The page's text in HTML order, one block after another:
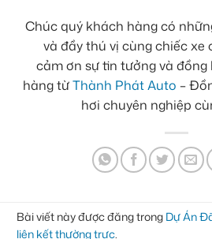
Chúc quý khách hàng có
và đầy thú vị cùng chiếc xe
cảm ơn sự tin tưởng và
hàng từThành Phát Auto –
hơi chuyên nghiệp
Bài viết này được đăng trong Dự Án
liên kết thường trực.